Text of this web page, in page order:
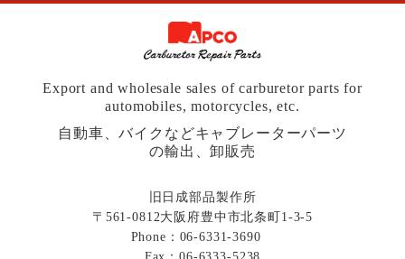
Export and wholesale sales of carburetor parts for
automobiles, motorcycles, etc.
自動車、バイクなどキャブレーターパーツ
の輸出、卸販売
旧日成部品製作所
〒561-0812大阪府豊中市北条町1-3-5
Phone： 06-6331-3690